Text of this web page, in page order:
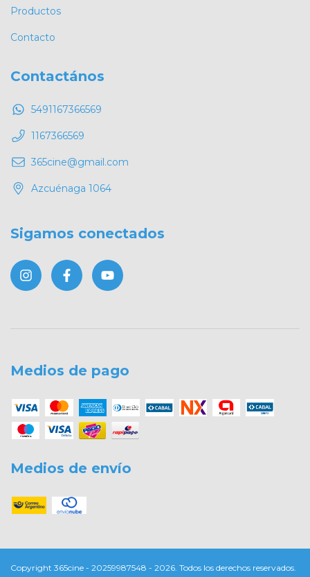
Productos
Contacto
Contactános
5491167366569
1167366569
365cine@gmail.com
Azcuénaga 1064
Sigamos conectados
Medios de pago
Medios de envío
Copyright 365cine - 20259987548 - 2026. Todos los derechos reservados.